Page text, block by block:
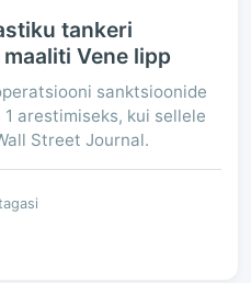
tankeri
Vene lipp
sanktsioonide
arestimiseks, kui sellele
Street Journal.